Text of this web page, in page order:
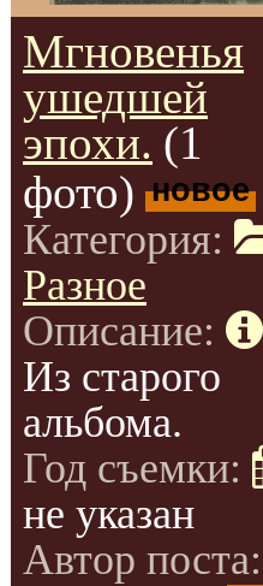
Мгновенья
ушедшей
эпохи. (1
фото) новое
Категория:
Разное
Описание:
Из старого
альбома.
Год съемки:
не указан
Автор